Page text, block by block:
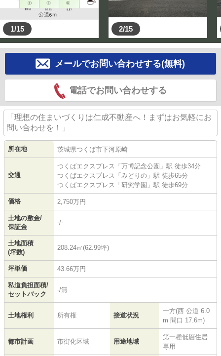
1/15 2/15
メールでお問い合わせする(無料)
電話でお問い合わせする
「理想の住まいづくりは仁成不動産へ！まずはお気軽にお
問い合わせを！」
所在地 茨城県つくば市下河原崎
交通
つくばエクスプレス 「 万博記念公園 」駅 徒歩34分
つくばエクスプレス 「 みどりの 」駅 徒歩65分
つくばエクスプレス 「 研究学園 」駅 徒歩69分
価格 2,750万円
土地の敷金/
保証金
-/-
土地面積
(坪数)
208.24㎡(62.99坪)
坪単価 43.66万円
私道負担面積/
セットバック
-/無
土地権利 所有権 接道状況
一方(西 公道 6.0
m 間口 17.6m)
都市計画 市街化区域 用途地域
第一種低層住居
専用